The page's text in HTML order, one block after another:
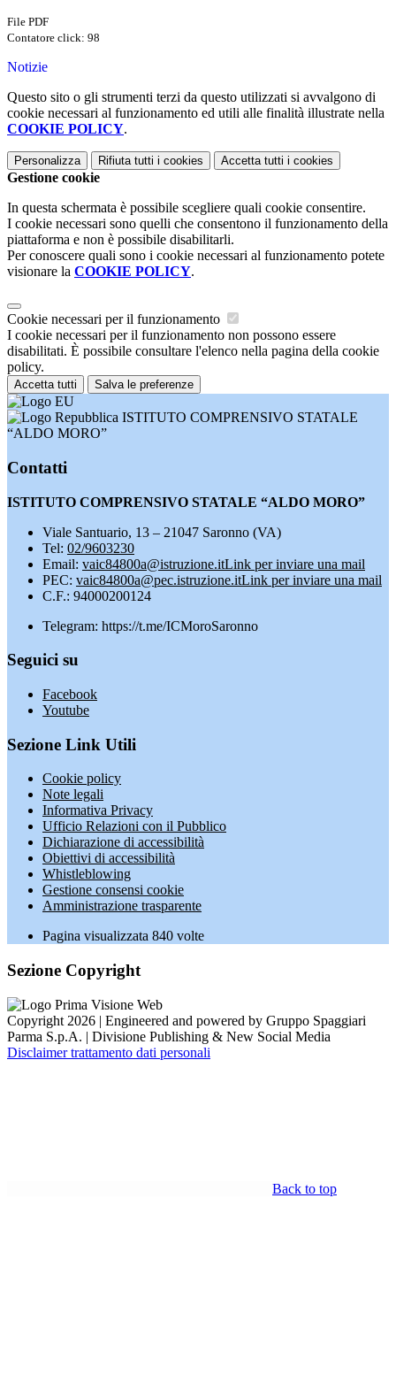
File PDF
Contatore click: 98
Notizie
Questo sito o gli strumenti terzi da questo utilizzati si avvalgono di
cookie necessari al funzionamento ed utili alle finalità illustrate nella
COOKIE POLICY.
Personalizza Rifiuta tutti i cookies Accetta tutti i cookies
Gestione cookie
In questa schermata è possibile scegliere quali cookie consentire.
I cookie necessari sono quelli che consentono il funzionamento della
piattaforma e non è possibile disabilitarli.
Per conoscere quali sono i cookie necessari al funzionamento potete
visionare la COOKIE POLICY.
Cookie necessari per il funzionamento
I cookie necessari per il funzionamento non possono essere
disabilitati. È possibile consultare l'elenco nella pagina della cookie
policy.
Accetta tutti Salva le preferenze
ISTITUTO COMPRENSIVO STATALE
“ALDO MORO”
Contatti
ISTITUTO COMPRENSIVO STATALE “ALDO MORO”
Viale Santuario, 13 – 21047 Saronno (VA)
Tel: 02/9603230
Email: vaic84800a@istruzione.itLink per inviare una mail
PEC: vaic84800a@pec.istruzione.itLink per inviare una mail
C.F.: 94000200124
Telegram: https://t.me/ICMoroSaronno
Seguici su
Facebook
Youtube
Sezione Link Utili
Cookie policy
Note legali
Informativa Privacy
Ufficio Relazioni con il Pubblico
Dichiarazione di accessibilità
Obiettivi di accessibilità
Whistleblowing
Gestione consensi cookie
Amministrazione trasparente
Pagina visualizzata 840 volte
Sezione Copyright
Copyright 2026 | Engineered and powered by Gruppo Spaggiari
Parma S.p.A. | Divisione Publishing & New Social Media
Disclaimer trattamento dati personali
Back to top